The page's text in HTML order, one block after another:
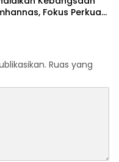
Fokus Perkuat
Ruas yang